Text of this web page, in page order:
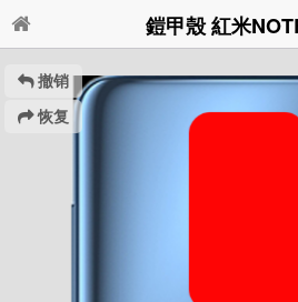
鎧甲殼 紅米
撤销
恢复